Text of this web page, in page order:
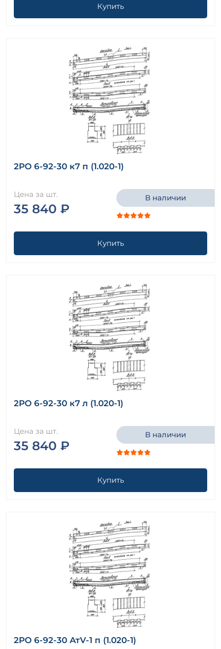
Купить
2РО 6-92-30 к7 п (1.020-1)
Цена за шт.
35 840 ₽
В наличии
Купить
2РО 6-92-30 к7 л (1.020-1)
Цена за шт.
35 840 ₽
В наличии
Купить
2РО 6-92-30 АтV-1 п (1.020-1)